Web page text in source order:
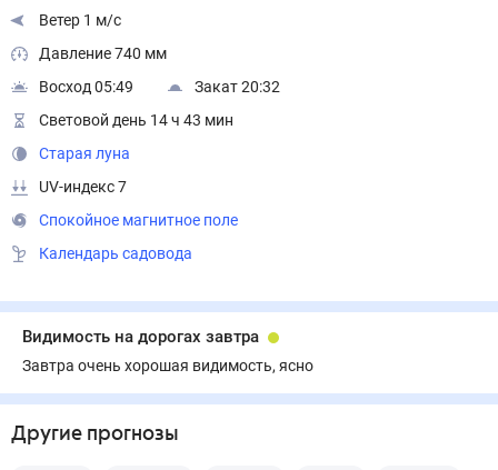
Ветер 1 м/с
Давление 740 мм
Восход 05:49
Закат 20:32
Световой день 14 ч 43 мин
Старая луна
UV-индекс 7
Спокойное магнитное поле
Календарь садовода
Видимость на дорогах завтра
Завтра очень хорошая видимость, ясно
Другие прогнозы